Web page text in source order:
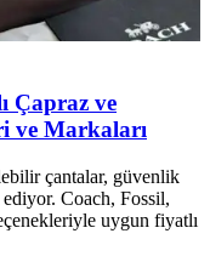
Çapraz ve
ve Markaları
çantalar, güvenlik
ediyor. Coach, Fossil,
uygun fiyatlı